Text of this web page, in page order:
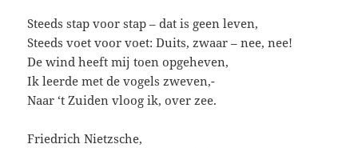
Steeds stap voor stap – dat is geen leven,
Steeds voet voor voet: Duits, zwaar – nee, nee!
De wind heeft mij toen opgeheven,
Ik leerde met de vogels zweven,-
Naar ‘t Zuiden vloog ik, over zee.
Friedrich Nietzsche,